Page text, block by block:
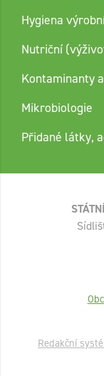
Hygiena
Nutriční
Kontaminanty
Mikrobiologie
Přidané látky,
Redakční